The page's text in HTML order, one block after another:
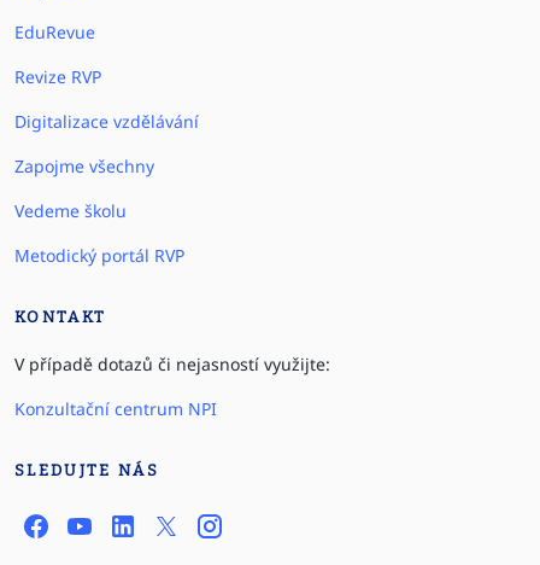
EduRevue
Revize RVP
Digitalizace vzdělávání
Zapojme všechny
Vedeme školu
Metodický portál RVP
KONTAKT
V případě dotazů či nejasností využijte:
Konzultační centrum NPI
SLEDUJTE NÁS